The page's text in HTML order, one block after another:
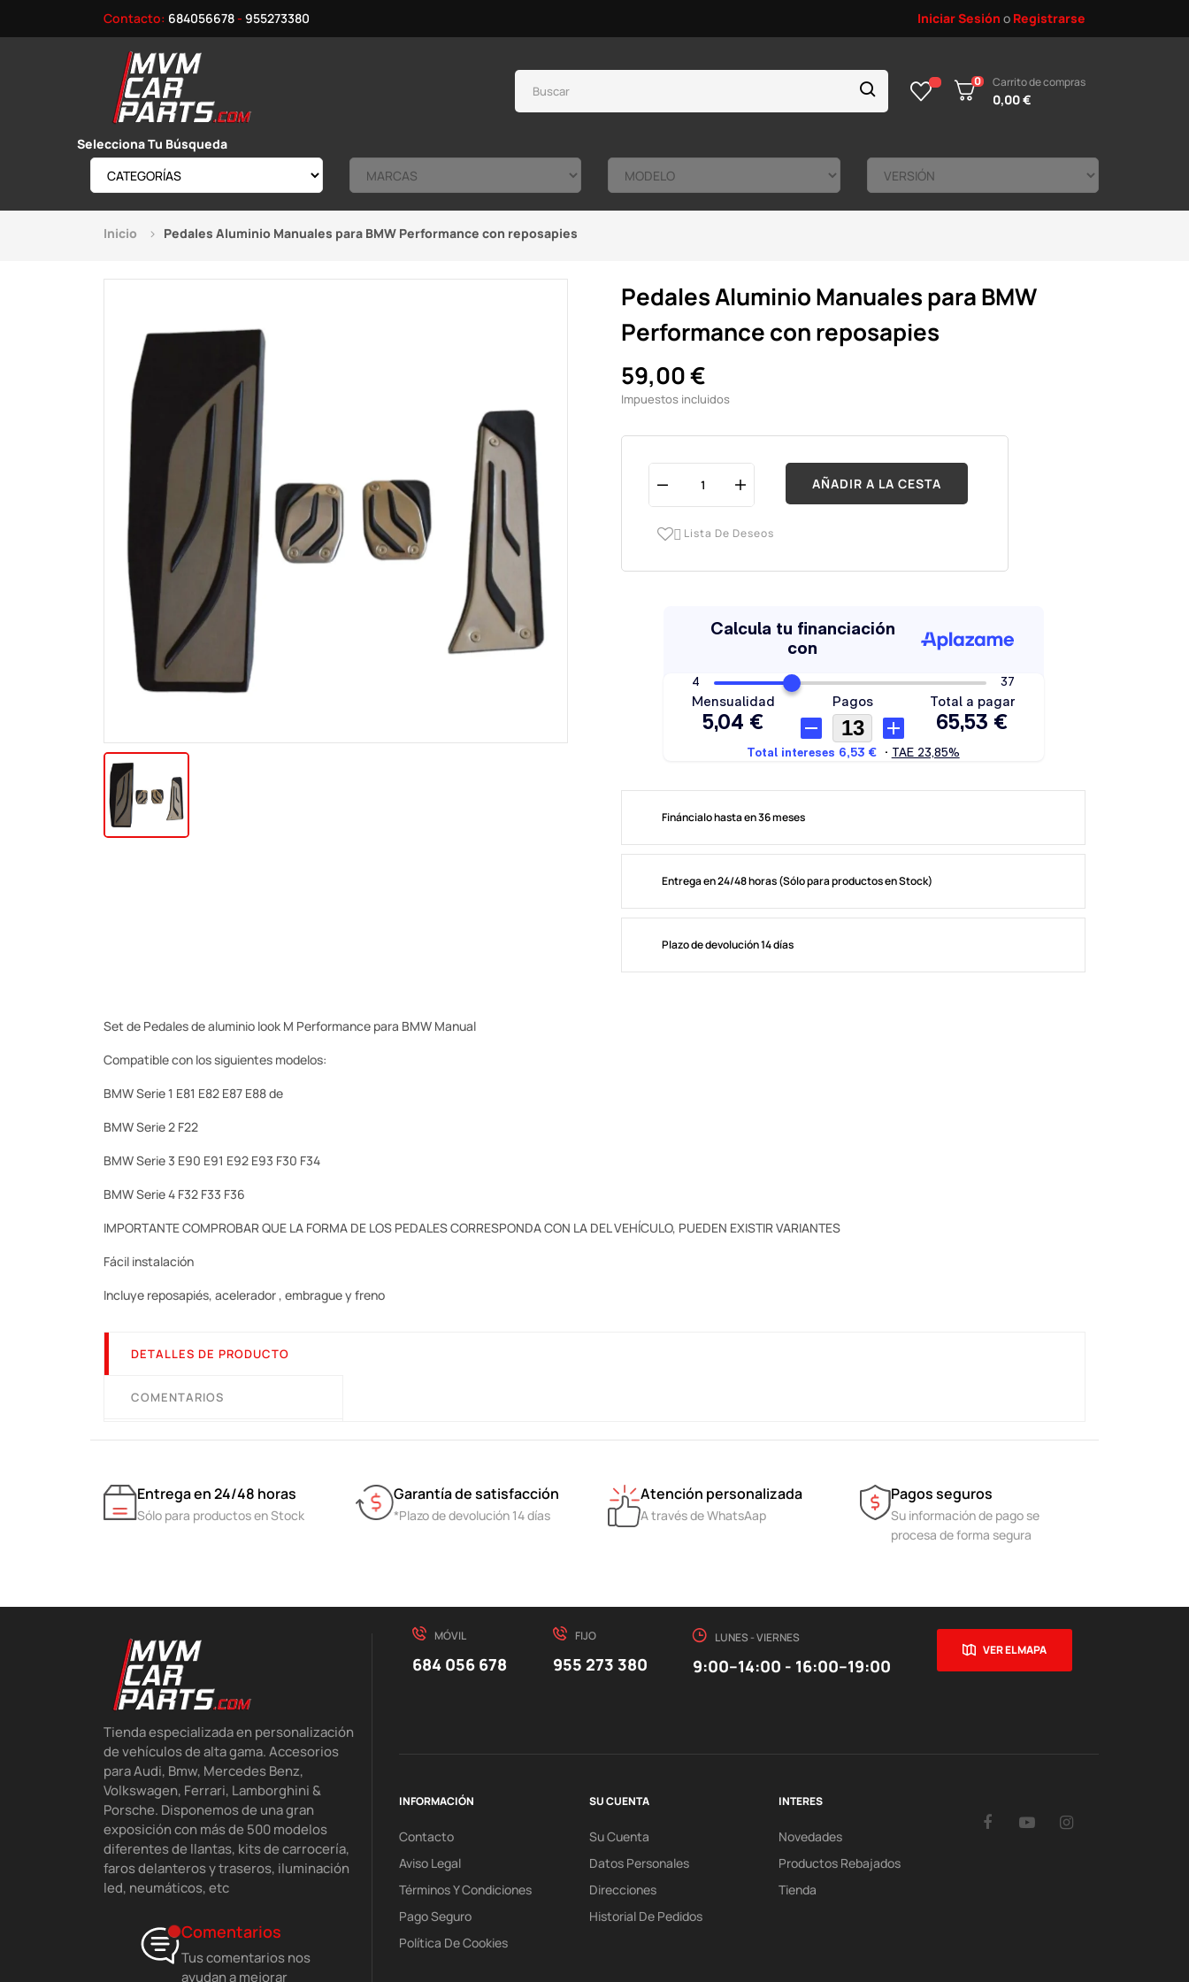
Contacto: 684056678- 955273380 Iniciar Sesión o Registrarse
0 Carrito de compras
0,00 €
Selecciona Tu Búsqueda
Inicio Pedales Aluminio Manuales para BMW Performance con reposapies
Pedales Aluminio Manuales para BMW
Performance con reposapies
59,00 €
Impuestos incluidos
AÑADIR A LA CESTA
 Lista De Deseos
Fináncialo hasta en 36 meses
Entrega en 24/48 horas (Sólo para productos en Stock)
Plazo de devolución 14 días
Set de Pedales de aluminio look M Performance para BMW Manual
Compatible con los siguientes modelos:
BMW Serie 1 E81 E82 E87 E88 de
BMW Serie 2 F22
BMW Serie 3 E90 E91 E92 E93 F30 F34
BMW Serie 4 F32 F33 F36
IMPORTANTE COMPROBAR QUE LA FORMA DE LOS PEDALES CORRESPONDA CON LA DEL VEHÍCULO, PUEDEN EXISTIR VARIANTES
Fácil instalación
Incluye reposapiés, acelerador , embrague y freno
DETALLES DE PRODUCTO
COMENTARIOS
Entrega en 24/48 horas
Sólo para productos en Stock
Garantía de satisfacción
*Plazo de devolución 14 días
Atención personalizada
A través de WhatsAap
Pagos seguros
Su información de pago se
procesa de forma segura
Tienda especializada en personalización
de vehículos de alta gama. Accesorios
para Audi, Bmw, Mercedes Benz,
Volkswagen, Ferrari, Lamborghini &
Porsche. Disponemos de una gran
exposición con más de 500 modelos
diferentes de llantas, kits de carrocería,
faros delanteros y traseros, iluminación
led, neumáticos, etc
Comentarios
Tus comentarios nos
ayudan a mejorar
MÓVIL
684 056 678
FIJO
955 273 380
LUNES - VIERNES
9:00–14:00 - 16:00–19:00
VER EL MAPA
INFORMACIÓN
Contacto
Aviso Legal
Términos Y Condiciones
Pago Seguro
Política De Cookies
SU CUENTA
Su Cuenta
Datos Personales
Direcciones
Historial De Pedidos
INTERES
Novedades
Productos Rebajados
Tienda
FacebookYouTube